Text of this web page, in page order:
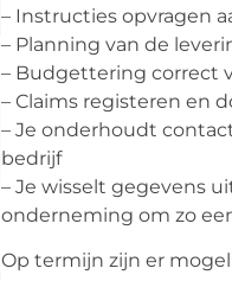
– Instructies opvragen
– Planning van de
– Budgettering correct
– Claims registeren en
– Je onderhoudt
bedrijf
– Je wisselt gegevens
onderneming om zo
Op termijn zijn er